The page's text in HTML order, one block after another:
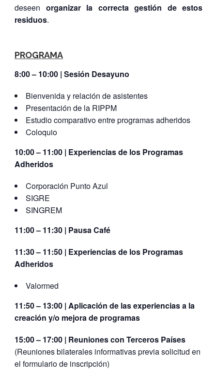
deseen organizar la correcta gestión de estos
residuos.
PROGRAMA
8:00 – 10:00 | Sesión Desayuno
Bienvenida y relación de asistentes
Presentación de la RIPPM
Estudio comparativo entre programas adheridos
Coloquio
10:00 – 11:00 | Experiencias de los Programas
Adheridos
Corporación Punto Azul
SIGRE
SINGREM
11:00 – 11:30 | Pausa Café
11:30 – 11:50 | Experiencias de los Programas
Adheridos
Valormed
11:50 – 13:00 | Aplicación de las experiencias a la
creación y/o mejora de programas
15:00 – 17:00 | Reuniones con Terceros Países
(Reuniones bilaterales informativas previa solicitud en
el formulario de inscripción)